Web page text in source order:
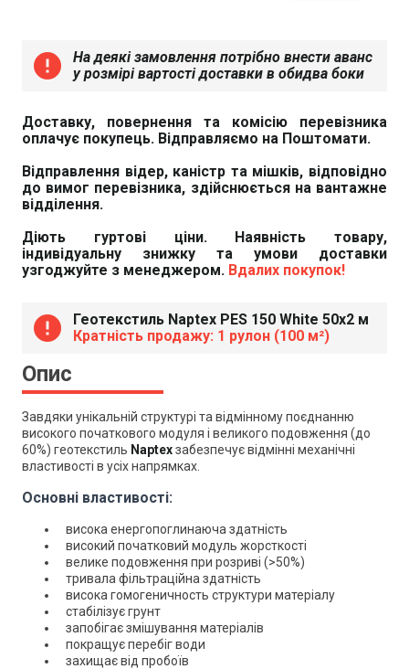
error
На деякі замовлення потрібно внести аванс
у розмірі вартості доставки в обидва боки
Доставку, повернення та комісію перевізника
оплачує покупець. Відправляємо на Поштомати.
Відправлення відер, каністр та мішків, відповідно
до вимог перевізника, здійснюється на вантажне
відділення.
Діють гуртові ціни. Наявність товару,
індивідуальну знижку та умови доставки
узгоджуйте з менеджером. Вдалих покупок!
error
Геотекстиль Naptex PES 150 White 50х2 м
Кратність продажу: 1 рулон (100 м²)
Опис
Завдяки унікальній структурі та відмінному поєднанню
високого початкового модуля і великого подовження (до
60%) геотекстиль Naptexзабезпечує відмінні механічні
властивості в усіх напрямках.
Основні властивості:
висока енергопоглинаюча здатність
високий початковий модуль жорсткості
велике подовження при розриві (>50%)
тривала фільтраційна здатність
висока гомогеничность структури матеріалу
стабілізує грунт
запобігає змішування матеріалів
покращує перебіг води
захищає від пробоїв